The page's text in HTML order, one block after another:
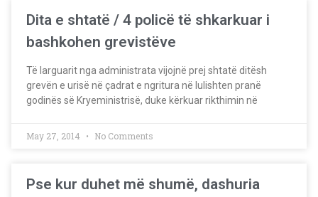
Dita e shtatë / 4 policë të shkarkuar i
bashkohen grevistëve
Të larguarit nga administrata vijojnë prej shtatë ditësh
grevën e urisë në çadrat e ngritura në lulishten pranë
godinës së Kryeministrisë, duke kërkuar rikthimin në
May 27, 2014 No Comments
Pse kur duhet më shumë, dashuria